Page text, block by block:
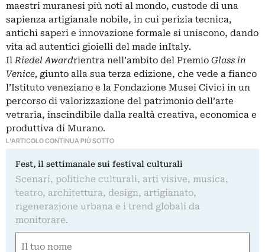
maestri muranesi più noti al mondo, custode di una
sapienza artigianale nobile, in cui perizia tecnica,
antichi saperi e innovazione formale si uniscono, dando
vita ad autentici gioielli del made inItaly.
IlRiedel Awardrientra nell’ambito del Premio Glass in
Venice, giunto alla sua terza edizione, che vede a fianco
l’Istituto veneziano e la Fondazione Musei Civici in un
percorso di valorizzazione del patrimonio dell’arte
vetraria, inscindibile dalla realtà creativa, economica e
produttiva di Murano.
L'ARTICOLO CONTINUA PIÙ SOTTO
Fest, il settimanale sui festival culturali
Scenari, politiche culturali, arti visive, musica,
teatro, architettura, design, artigianato,
rigenerazione urbana e i trend globali da
monitorare.